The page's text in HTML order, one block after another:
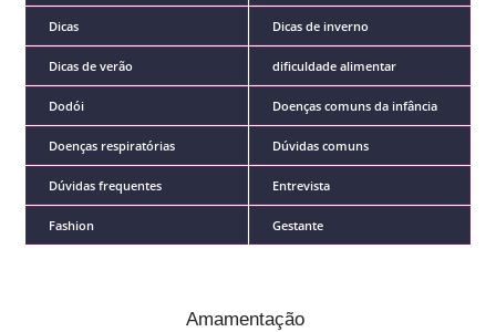
Dicas Dicas de inverno
Dicas de verão dificuldade alimentar
Dodói Doenças comuns da infância
Doenças respiratórias Dúvidas comuns
Dúvidas frequentes Entrevista
Fashion Gestante
Amamentação